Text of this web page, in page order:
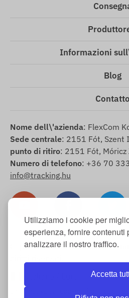
Utilizziamo i cookie per
esperienza, fornire contenuti
analizzare il nostro traffico.
Accetta
Informazioni
Blog
Contatto
Nome dell\'azienda: FlexCom
Sede centrale: 2151 Fót, Szent
punto di ritiro: 2151 Fót, Móricz
Numero di telefono: +36 70
info@tracking.hu
Copyright © 2025 FlexCom
Informativa sui cookie